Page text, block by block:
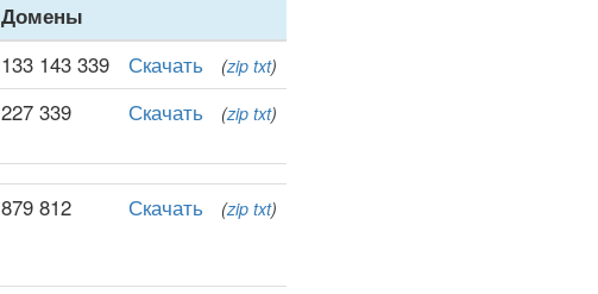
Домены
133 143 339 Скачать (zip txt)
227 339 Скачать (zip txt)
879 812 Скачать (zip txt)